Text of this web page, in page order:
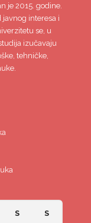
je 2015. godine.
interesa i
se, u
izučavaju
tehničke,
S S